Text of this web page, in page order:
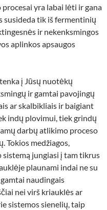
yra labai lėti ir gana
susideda tik iš fermentinių
ir nekenksmingos
aplinkos apsaugos
į Jūsų nuotėkų
ir gamtai pavojingų
ar skalbikliais ir baigiant
indų plovimui, tiek grindų
darbų atlikimo proceso
medžiagos,
jungiasi į tam tikrus
plaunami indai ne su
naudingais
nei virš kriauklės ar
sistemos sienelių, taip